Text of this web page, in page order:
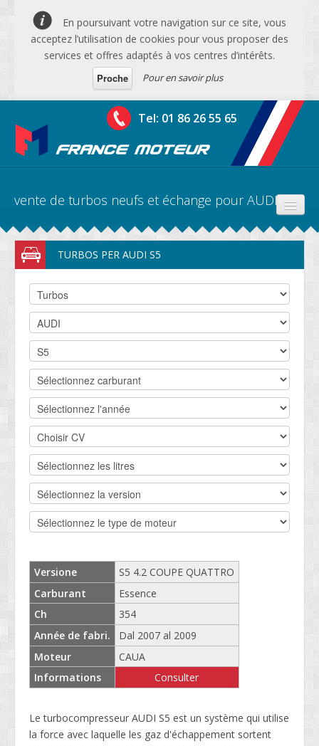
En poursuivant votre navigation sur ce site, vous
acceptez l’utilisation de cookies pour vous proposer des
services et offres adaptés à vos centres d’intérêts.
Proche
Pour en savoir plus
Tel: 01 86 26 55 65
vente de turbos neufs et échange pour AUDI S5
PRODUITS
DEVIS BV
CONTACT
SOCIETÉ
SERVICE CLIENTS
CONDITIONS
TURBOS PER AUDI S5
Versione
Carburant
Ch
Année de fabri.
Moteur
Informations
S5 4.2 COUPE QUATTRO
Essence
354
Dal 2007 al 2009
CAUA
Consulter
Le turbocompresseur AUDI S5 est un système qui utilise
la force avec laquelle les gaz d'échappement sortent